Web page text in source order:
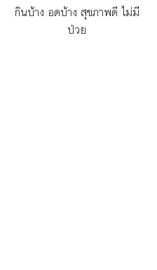
กินบ้าง อดบ้าง สุขภาพดี ไม่มี
ป่วย